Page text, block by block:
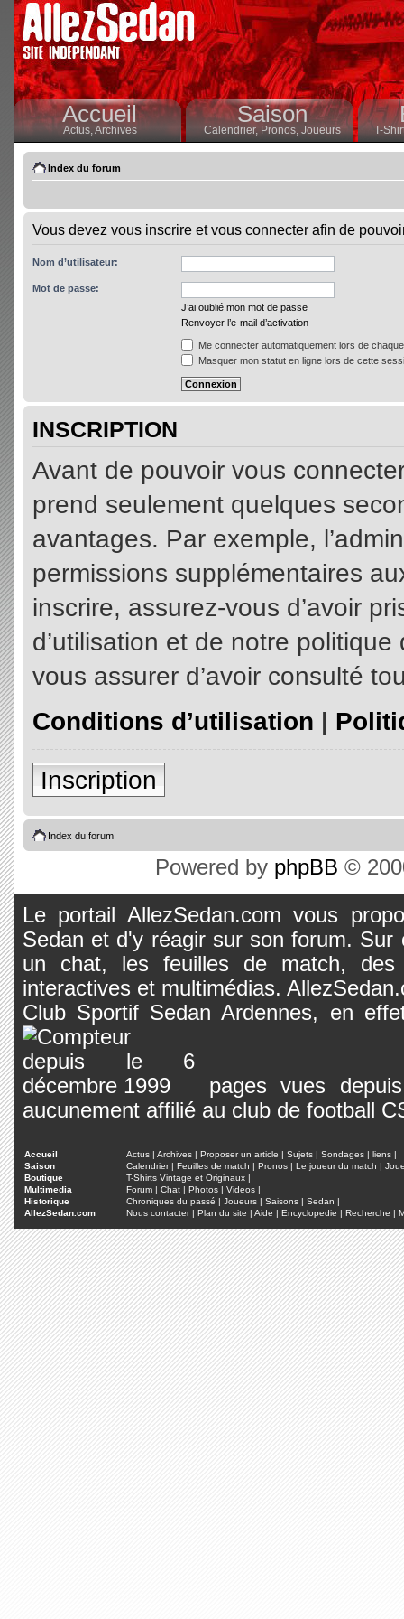
Accueil
Actus,Archives
Saison
Calendrier,Pronos, Joueurs T-
Index du forum
Vous devez vous inscrire et vous connecter afin de
Nom d’utilisateur:
Mot de passe:
J’ai oublié mon mot de passe
Renvoyer l’e-mail d’activation
Me connecter automatiquement lors de
Masquer mon statut en ligne lors de cette
INSCRIPTION
Avant de pouvoir vous
prend seulement quelques
avantages. Par exemple,
permissions supplémentaires
inscrire, assurez-vous d’avoir
d’utilisation et de notre
vous assurer d’avoir consulté
Conditions d’utilisation |
Inscription
Index du forum
Powered by phpBB ©
Le portail AllezSedan.com vous
Sedan et d'y réagir sur son forum.
un chat, les feuilles de match, des
interactives et multimédias.
Club Sportif Sedan Ardennes, en
pages vues
aucunement affilié au club de football
Accueil Actus | Archives | Proposer un article | Sujets | Sondages | liens |
Saison
Calendrier| Feuilles de match | Pronos | Le joueur du match |
Boutique
T-Shirts Vintage et Originaux |
Multimedia
Forum | Chat | Photos | Videos |
Historique
Chroniques du passé | Joueurs | Saisons | Sedan |
AllezSedan.com
Nous contacter| Plan du site | Aide | Encyclopedie | Recherche |